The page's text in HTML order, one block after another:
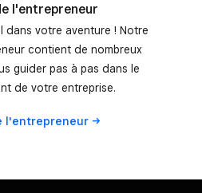
l'entrepreneur
dans votre aventure ! Notre
contient de nombreux
guider pas à pas dans le
de votre entreprise.
l'entrepreneur